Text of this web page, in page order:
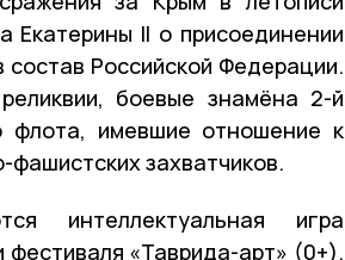
Екатерины II о присоединении
Российской Федерации.
боевые знамёна 2-й
флота, имевшие отношение к
захватчиков.
интеллектуальная игра
фестиваля «Таврида-арт» (0+).